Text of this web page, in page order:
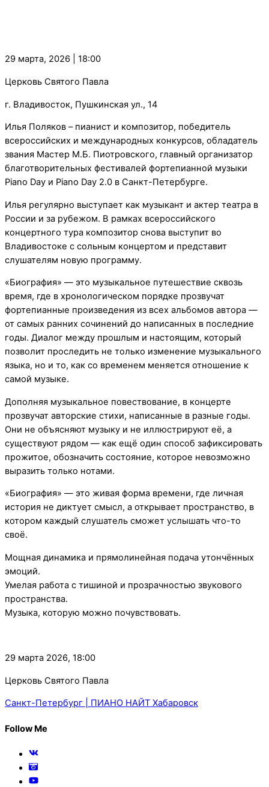
29 марта, 2026 | 18:00
Церковь Святого Павла
г. Владивосток, Пушкинская ул., 14
Илья Поляков – пианист и композитор, победитель
всероссийских и международных конкурсов, обладатель
звания Мастер М.Б. Пиотровского, главный организатор
благотворительных фестивалей фортепианной музыки
Piano Day и Piano Day 2.0 в Санкт-Петербурге.
Илья регулярно выступает как музыкант и актер театра в
России и за рубежом. В рамках всероссийского
концертного тура композитор снова выступит во
Владивостоке с сольным концертом и представит
слушателям новую программу.
«Биография» — это музыкальное путешествие сквозь
время, где в хронологическом порядке прозвучат
фортепианные произведения из всех альбомов автора —
от самых ранних сочинений до написанных в последние
годы. Диалог между прошлым и настоящим, который
позволит проследить не только изменение музыкального
языка, но и то, как со временем меняется отношение к
самой музыке.
Дополняя музыкальное повествование, в концерте
прозвучат авторские стихи, написанные в разные годы.
Они не объясняют музыку и не иллюстрируют её, а
существуют рядом — как ещё один способ зафиксировать
прожитое, обозначить состояние, которое невозможно
выразить только нотами.
«Биография» — это живая форма времени, где личная
история не диктует смысл, а открывает пространство, в
котором каждый слушатель сможет услышать что-то
своё.
Мощная динамика и прямолинейная подача утончённых
эмоций.
Умелая работа с тишиной и прозрачностью звукового
пространства.
Музыка, которую можно почувствовать.
29 марта 2026, 18:00
Церковь Святого Павла
Санкт-Петербург | ПИАНО НАЙТ Хабаровск
Follow Me